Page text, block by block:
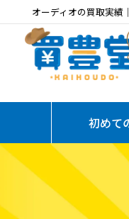
オーディオの買取実績
初めて